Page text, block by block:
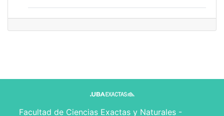
Facultad de Ciencias Exactas y Naturales -